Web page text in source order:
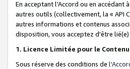
En acceptant l'Accord ou en
autres outils (collectivement, la « API
autres informations et contenus
disposition, vous acceptez d'être lié(e)
1. Licence Limitée pour le
Sous réserve des conditions de